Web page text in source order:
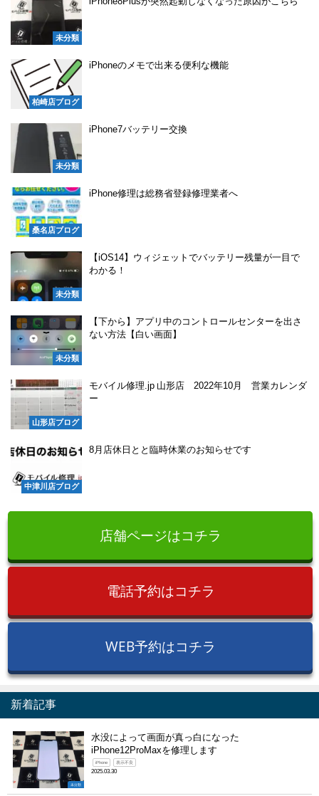
未分類
柏崎店ブログ
iPhoneのメモで出来る便利な機能
未分類
iPhone7バッテリー交換
桑名店ブログ
iPhone修理は総務省登録修理業者へ
未分類
【iOS14】ウィジェットでバッテリー残量が一目で
わかる！
未分類
【下から】アプリ中のコントロールセンターを出さ
ない方法【白い画面】
山形店ブログ
モバイル修理.jp 山形店 2022年10月 営業カレンダ
ー
中津川店ブログ
8月店休日とと臨時休業のお知らせです
店舗ページはコチラ
電話予約はコチラ
WEB予約はコチラ
新着記事
未分類
水没によって画面が真っ白になった
iPhone12ProMaxを修理します
iPhone 表示不良
2025.03.30